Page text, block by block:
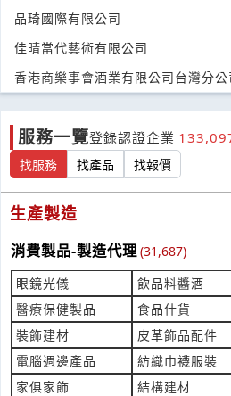
時間:08/07 19:01
***dy5420@gmail.com
產業:清潔消毒設備
時間:08/07 18:33
***g821214@gmail.com
詢價 想要請問線槽架
產業:五金建材零售
來自:先OO能OO公O 詢價
時間:08/07 17:51
***31871@gmail.com
請問有販售TSC DH220 使用的熱感
產業:電腦週邊產品
來自:阮OO 詢價
時間:08/07 17:48
***dream828@gmail.com
品琦國際有限公司
佳晴當代藝術有限公司
香港商樂事會酒業有限公司台灣分公
服務一覽登錄認證企業
找服務 找產品 找報價
生產製造
消費製品-製造代理(31,687)
眼鏡光儀
飲品料醬酒
醫療保健製品
食品什貨
裝飾建材
皮革飾品配件
電腦週邊產品
紡織巾襪服裝
家俱家飾
結構建材